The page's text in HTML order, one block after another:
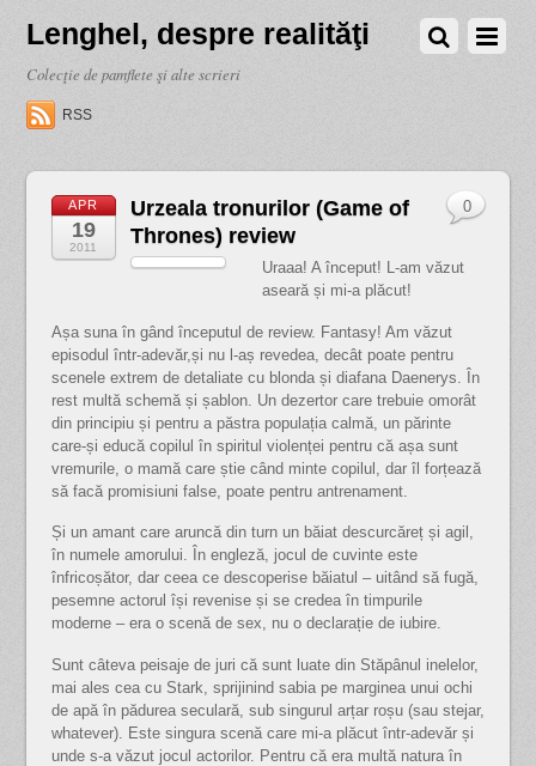
Lenghel, despre realităţi
Colecţie de pamflete şi alte scrieri
RSS
APR
19
2011
Urzeala tronurilor (Game of
Thrones) review
Uraaa! A început! L-am văzut
aseară și mi-a plăcut!
Așa suna în gând începutul de review. Fantasy! Am văzut
episodul într-adevăr, și nu l-aș revedea, decât poate pentru
scenele extrem de detaliate cu blonda și diafana Daenerys. În
rest multă schemă și șablon. Un dezertor care trebuie omorât
din principiu și pentru a păstra populația calmă, un părinte
care-și educă copilul în spiritul violenței pentru că așa sunt
vremurile, o mamă care știe când minte copilul, dar îl forțează
să facă promisiuni false, poate pentru antrenament.
Și un amant care aruncă din turn un băiat descurcăreț și agil,
în numele amorului. În engleză, jocul de cuvinte este
înfricoșător, dar ceea ce descoperise băiatul – uitând să fugă,
pesemne actorul își revenise și se credea în timpurile
moderne – era o scenă de sex, nu o declarație de iubire.
Sunt câteva peisaje de juri că sunt luate din Stăpânul inelelor,
mai ales cea cu Stark, sprijinind sabia pe marginea unui ochi
de apă în pădurea seculară, sub singurul arțar roșu (sau stejar,
whatever). Este singura scenă care mi-a plăcut într-adevăr și
unde s-a văzut jocul actorilor. Pentru că era multă natura în
0